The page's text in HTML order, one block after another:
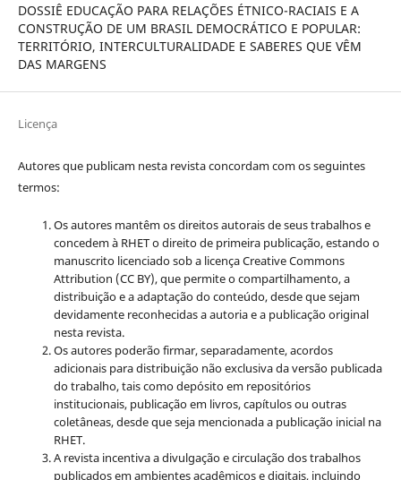
DOSSIÊ EDUCAÇÃO PARA RELAÇÕES ÉTNICO-RACIAIS E A
CONSTRUÇÃO DE UM BRASIL DEMOCRÁTICO E POPULAR:
TERRITÓRIO, INTERCULTURALIDADE E SABERES QUE VÊM
DAS MARGENS
Licença
Autores que publicam nesta revista concordam com os seguintes
termos:
Os autores mantêm os direitos autorais de seus trabalhos e
concedem à RHET o direito de primeira publicação, estando o
manuscrito licenciado sob a licençaCreative Commons
Attribution (CC BY), que permite o compartilhamento, a
distribuição e a adaptação do conteúdo, desde que sejam
devidamente reconhecidas a autoria e a publicação original
nesta revista.
Os autores poderão firmar, separadamente, acordos
adicionais para distribuição não exclusiva da versão publicada
do trabalho, tais como depósito em repositórios
institucionais, publicação em livros, capítulos ou outras
coletâneas, desde que seja mencionada a publicação inicial na
RHET.
A revista incentiva a divulgação e circulação dos trabalhos
publicados em ambientes acadêmicos e digitais, incluindo